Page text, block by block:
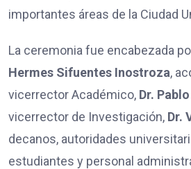
importantes áreas de la Ciudad
La ceremonia fue encabezada
Hermes Sifuentes Inostroza,
vicerrector Académico, Dr.
vicerrector de Investigación, Dr.
decanos, autoridades
estudiantes y personal